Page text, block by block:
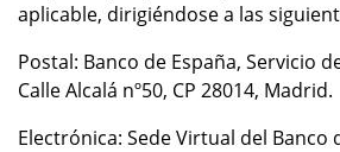
aplicable, dirigiéndose a las
Postal: Banco de España, Servicio
Calle Alcalá nº50, CP 28014, Madrid.
Electrónica: Sede Virtual del Banco